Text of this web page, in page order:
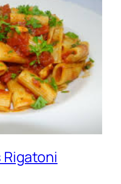
Rigatoni